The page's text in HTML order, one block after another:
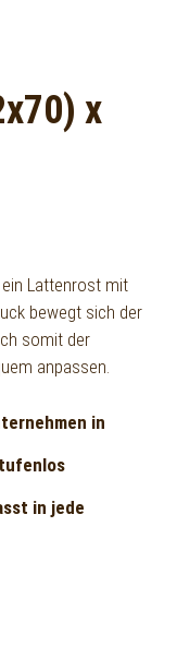
x
Lattenrost mit
bewegt sich der
somit der
anpassen.
in
in jede